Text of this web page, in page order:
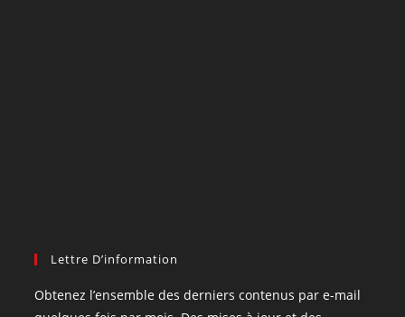
Lettre D’information
Obtenez l’ensemble des derniers contenus par e-mail